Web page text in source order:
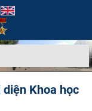
Khoa học